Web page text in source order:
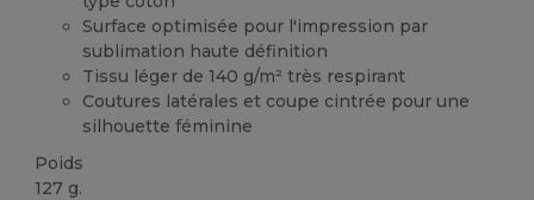
Surface optimisée pour l'impression par
sublimation haute définition
Tissu léger de 140 g/m² très respirant
Coutures latérales et coupe cintrée pour une
silhouette féminine
Poids
127 g.